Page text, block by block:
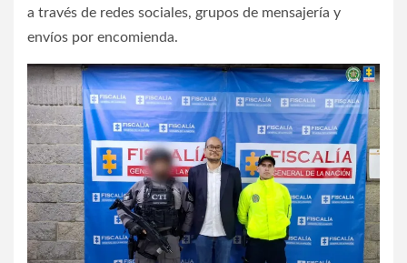
a través de redes sociales, grupos de mensajería y
envíos por encomienda.